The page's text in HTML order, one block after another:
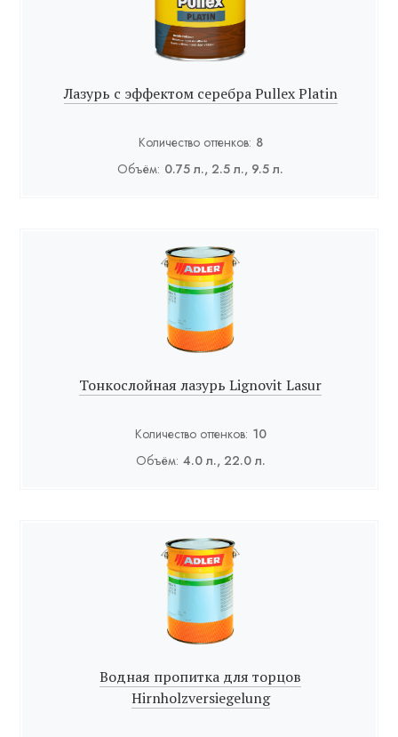
Лазурь с эффектом серебра Pullex Platin
Количество оттенков: 8
Объём: 0.75 л., 2.5 л., 9.5 л.
Тонкослойная лазурь Lignovit Lasur
Количество оттенков: 10
Объём: 4.0 л., 22.0 л.
Водная пропитка для торцов
Hirnholzversiegelung